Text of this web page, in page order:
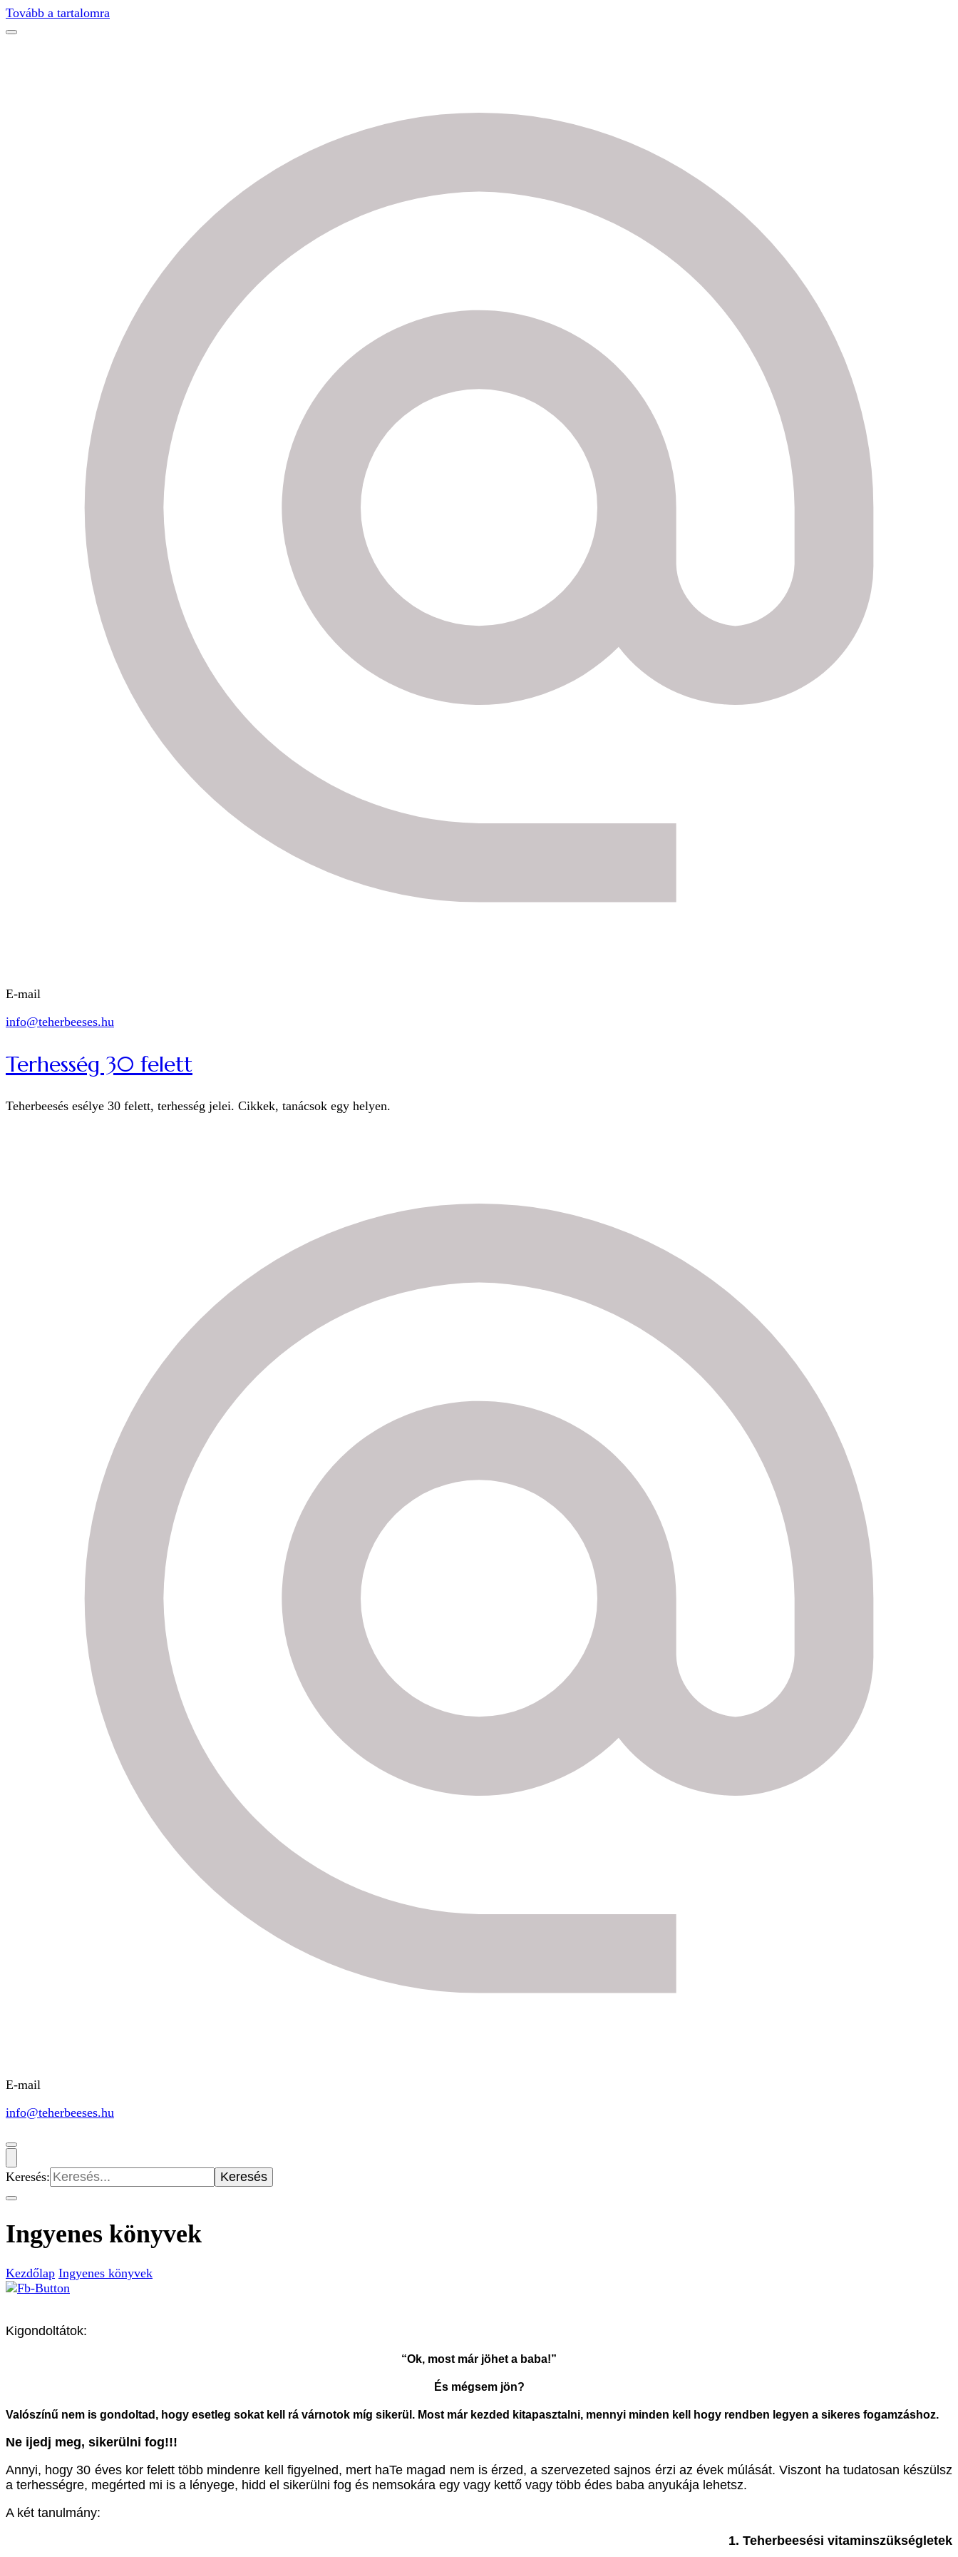
Tovább a tartalomra
E-mail
info@teherbeeses.hu
Terhesség 30 felett
Teherbeesés esélye 30 felett, terhesség jelei. Cikkek, tanácsok egy helyen.
E-mail
info@teherbeeses.hu
Keresés:
Ingyenes könyvek
Kezdőlap Ingyenes könyvek
Kigondoltátok:
“Ok, most már jöhet a baba!”
És mégsem jön?
Valószínű nem is gondoltad, hogy esetleg sokat kell rá várnotok míg sikerül. Most már kezded kitapasztalni, mennyi minden kell hogy rendben legyen a sikeres fogamzáshoz.
Ne ijedj meg, sikerülni fog!!!
Annyi, hogy 30 éves kor felett több mindenre kell figyelned, mert haTe magad nem is érzed, a szervezeted sajnos érzi az évek múlását. Viszont ha tudatosan készülsz
a terhességre, megérted mi is a lényege, hidd el sikerülni fog és nemsokára egy vagy kettő vagy több édes baba anyukája lehetsz.
A két tanulmány:
1. Teherbeesési vitaminszükségletek